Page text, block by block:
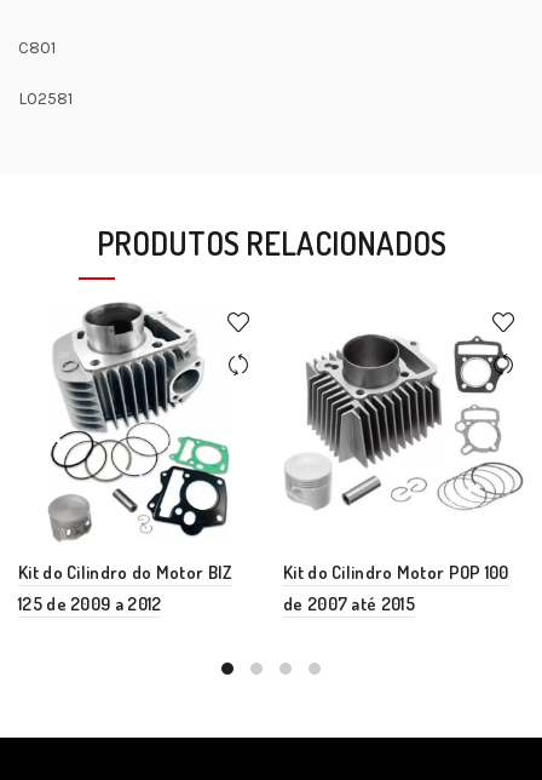
C801
L02581
PRODUTOS RELACIONADOS
Kit do Cilindro do Motor BIZ
125 de 2009 a 2012
Kit do Cilindro Motor POP 100
de 2007 até 2015